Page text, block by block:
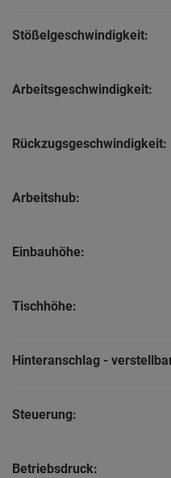
Stößelgeschwindigkeit:
Arbeitsgeschwindigkeit:
Rückzugsgeschwindigkeit:
Arbeitshub:
Einbauhöhe:
Tischhöhe:
Hinteranschlag -
Steuerung:
Betriebsdruck: